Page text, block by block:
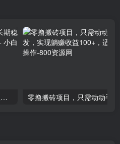
2024新蓝海项目 暴力冷门长期稳定 纯手机操作 单日收益3000+ 小白当天上手